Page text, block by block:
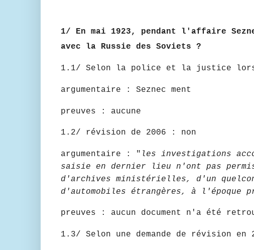
1/ En mai 1923, pendant l'affaire
avec la Russie des Soviets ?
1.1/ Selon la police et la justice lors
argumentaire : Seznec ment
preuves : aucune
1.2/ révision de 2006 : non
argumentaire : " les investigations
saisie en dernier lieu n'ont pas
d'archives ministérielles, d'un
d'automobiles étrangères, à l'époque
preuves : aucun document n'a été
1.3/ Selon une demande de révision en